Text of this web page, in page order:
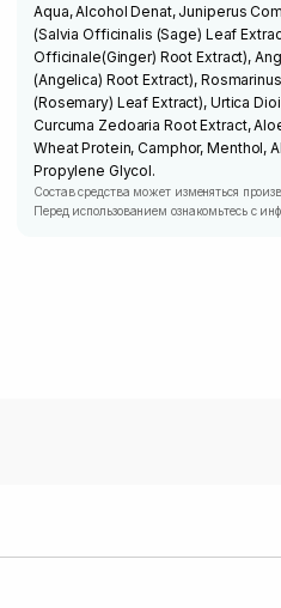
Aqua, Alcohol Denat, Juniperus
(Salvia Officinalis (Sage) Leaf
Officinale(Ginger) Root Extract),
(Angelica) Root Extract),
(Rosemary) Leaf Extract), Urtica
Curcuma Zedoaria Root Extract,
Wheat Protein, Camphor, Menthol,
Propylene Glycol.
Состав средства может изменяться
Перед использованием ознакомьтесь с